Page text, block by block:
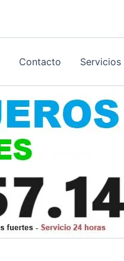
Contacto Servicios